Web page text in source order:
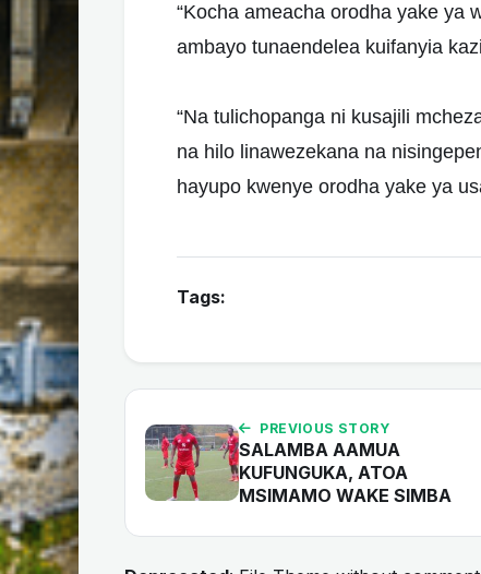
“Kocha ameacha orodha yake ya
ambayo tunaendelea kuifanyia
“Na tulichopanga ni kusajili
na hilo linawezekana na
hayupo kwenye orodha yake ya
Tags:
PREVIOUS STORY
SALAMBA AAMUA
KUFUNGUKA, ATOA
MSIMAMO WAKE SIMBA